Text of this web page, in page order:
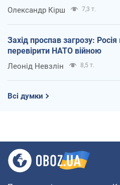
Олександр Кірш 7,3 т.
Захід проспав загрозу:
перевірити НАТО війною
Леонід Невзлін 8,5 т.
Всі думки